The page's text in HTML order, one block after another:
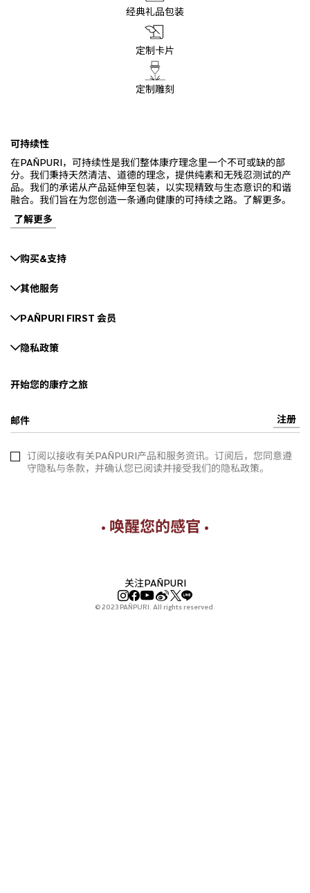
经典礼品包装
定制卡片
定制雕刻
可持续性
在PAÑPURI，可持续性是我们整体康疗理念里一个不可或缺的部
分。我们秉持天然清洁、道德的理念，提供纯素和无残忍测试的产
品。我们的承诺从产品延伸至包装，以实现精致与生态意识的和谐
融合。我们旨在为您创造一条通向健康的可持续之路。了解更多。
了解更多
购买&支持
其他服务
PAÑPURI FIRST 会员
隐私政策
开始您的康疗之旅
邮件 注册
订阅以接收有关PAÑPURI产品和服务资讯。订阅后，您同意遵
守隐私与条款，并确认您已阅读并接受我们的隐私政策。
• 唤醒您的感官 •
关注PAÑPURI
© 2023 PAÑPURI. All rights reserved.